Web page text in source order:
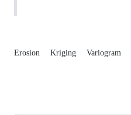
Erosion Kriging Variogram